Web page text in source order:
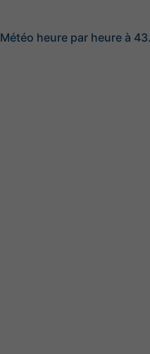
Météo heure par heure à